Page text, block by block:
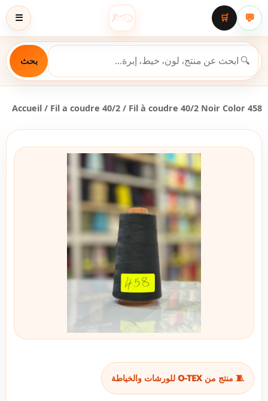
☰ 💬
🛒
بحث
Accueil / Fil a coudre 40/2 / Fil à coudre 40/2 Noir Color 458
🧵 منتج من O-TEX للورشات والخياطة